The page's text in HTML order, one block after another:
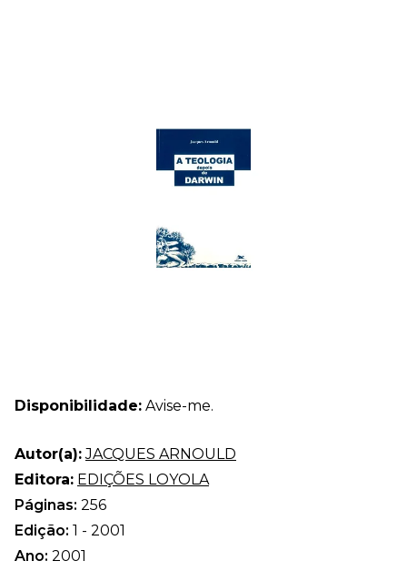
Disponibilidade: Avise-me.
Autor(a): JACQUES ARNOULD
Editora: EDIÇÕES LOYOLA
Páginas: 256
Edição: 1 - 2001
Ano: 2001